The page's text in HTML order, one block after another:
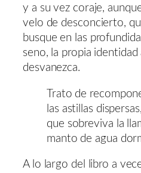
y a su vez coraje,
velo de desconcierto,
busque en las
seno, la propia
desvanezca.
Trato de
las astillas
que sobreviva la
manto de agua
A lo largo del libro a